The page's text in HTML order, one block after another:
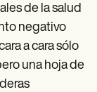
de la salud
negativo
a cara sólo
una hoja de